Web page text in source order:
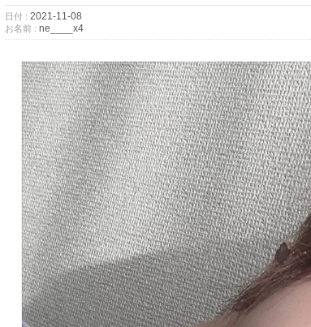
日付 : 2021-11-08
お名前 : ne____x4